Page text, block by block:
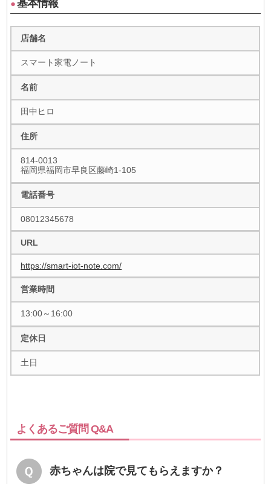
●基本情報
店舗名
スマート家電ノート
名前
田中ヒロ
住所
814-0013
福岡県福岡市早良区藤崎1-105
電話番号
08012345678
URL
https://smart-iot-note.com/
営業時間
13:00～16:00
定休日
土日
よくあるご質問 Q&A
赤ちゃんは院で見てもらえますか？